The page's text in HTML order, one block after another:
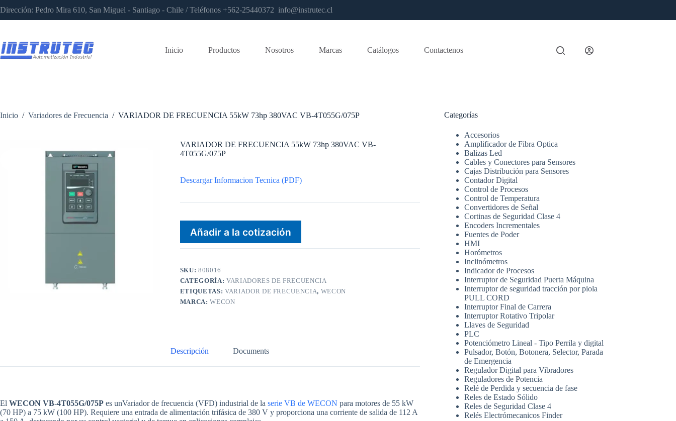
al
contenido
Dirección: Pedro Mira 610, San Miguel - Santiago - Chile / Teléfonos +562-25440372 info@instrutec.cl
Inicio Productos Nosotros Marcas Catálogos Contactenos
Inicio / Variadores de Frecuencia / VARIADOR DE FRECUENCIA 55kW 73hp 380VAC VB-4T055G/075P
VARIADOR DE FRECUENCIA 55kW 73hp 380VAC VB-
4T055G/075P
Descargar Informacion Tecnica (PDF)
Añadir a la cotización
SKU:808016
CATEGORÍA: VARIADORES DE FRECUENCIA
ETIQUETAS: VARIADOR DE FRECUENCIA, WECON
MARCA:WECON
Descripción Documents
El WECON VB-4T055G/075P es unVariador de frecuencia (VFD) industrial de la serie VB de WECON para motores de 55 kW
(70 HP) a 75 kW (100 HP). Requiere una entrada de alimentación trifásica de 380 V y proporciona una corriente de salida de 112 A
Categorías
Accesorios
Amplificador de Fibra Optica
Balizas Led
Cables y Conectores para Sensores
Cajas Distribución para Sensores
Contador Digital
Control de Procesos
Control de Temperatura
Convertidores de Señal
Cortinas de Seguridad Clase 4
Encoders Incrementales
Fuentes de Poder
HMI
Horómetros
Inclinómetros
Indicador de Procesos
Interruptor de Seguridad Puerta Máquina
Interruptor de seguridad tracción por piola
PULL CORD
Interruptor Final de Carrera
Interruptor Rotativo Tripolar
Llaves de Seguridad
PLC
Potenciómetro Lineal - Tipo Perrila y digital
Pulsador, Botón, Botonera, Selector, Parada
de Emergencia
Regulador Digital para Vibradores
Reguladores de Potencia
Relé de Perdida y secuencia de fase
Reles de Estado Sólido
Reles de Seguridad Clase 4
Relés Electrómecanicos Finder